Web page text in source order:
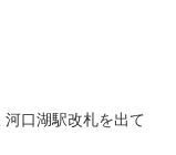
口湖駅改札を出て